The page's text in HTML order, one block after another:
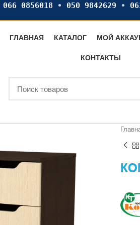
066 0856018 • 050 9842629 •
ГЛАВНАЯ КАТАЛОГ МОЙ
КОНТАКТЫ